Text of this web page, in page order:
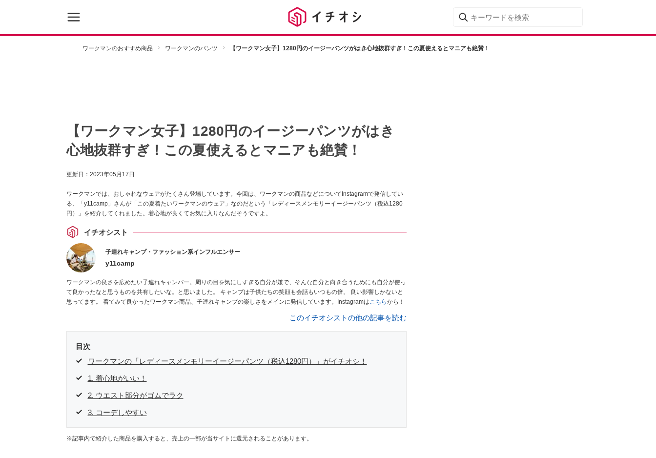
ワークマンのおすすめ商品 ワークマンのパンツ 【ワークマン女子】1280円のイージーパンツがはき心地抜群すぎ！この夏使えるとマニアも絶賛！
【ワークマン女子】1280円のイージーパンツがはき
心地抜群すぎ！この夏使えるとマニアも絶賛！
更新日： 2023年05月17日
ワークマンでは、おしゃれなウェアがたくさん登場しています。今回は、ワークマンの商品などについてInstagramで発信してい
る、「y11camp」さんが「この夏着たいワークマンのウェア」なのだという「レディースメンモリーイージーパンツ（税込1280
円）」を紹介してくれました。着心地が良くてお気に入りなんだそうですよ。
イチオシスト
子連れキャンプ・ファッション系インフルエンサー
y11camp
ワークマンの良さを広めたい子連れキャンパー。周りの目を気にしすぎる自分が嫌で、そんな自分と向き合うためにも自分が使っ
て良かったなと思うものを共有したいな。と思いました。 キャンプは子供たちの笑顔も会話もいつもの倍。 良い影響しかないと
思ってます。 着てみて良かったワークマン商品、子連れキャンプの楽しさをメインに発信しています。Instagramはこちらから！
このイチオシストの他の記事を読む
目次
ワークマンの「レディースメンモリーイージーパンツ（税込1280円）」がイチオシ！
1. 着心地がいい！
2. ウエスト部分がゴムでラク
3. コーデしやすい
※記事内で紹介した商品を購入すると、売上の一部が当サイトに還元されることがあります。